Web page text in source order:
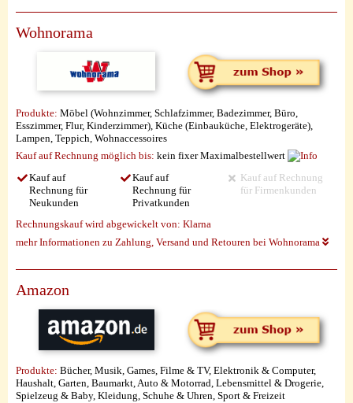
Wohnorama
Produkte: Möbel (Wohnzimmer, Schlafzimmer, Badezimmer, Büro,
Esszimmer, Flur, Kinderzimmer), Küche (Einbauküche, Elektrogeräte),
Lampen, Teppich, Wohnaccessoires
Kauf auf Rechnung möglich bis: kein fixer Maximalbestellwert
Kauf auf
Rechnung für
Neukunden
Kauf auf
Rechnung für
Privatkunden
Kauf auf Rechnung
für Firmenkunden
Rechnungskauf wird abgewickelt von: Klarna
mehr Informationen zu Zahlung, Versand und Retouren bei Wohnorama
Amazon
Produkte: Bücher, Musik, Games, Filme & TV, Elektronik & Computer,
Haushalt, Garten, Baumarkt, Auto & Motorrad, Lebensmittel & Drogerie,
Spielzeug & Baby, Kleidung, Schuhe & Uhren, Sport & Freizeit